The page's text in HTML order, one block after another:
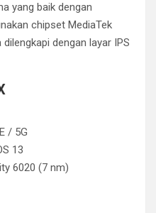
yang baik dengan
chipset MediaTek
dengan layar IPS
/ 5G
13
6020 (7 nm)